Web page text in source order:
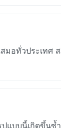
มอทั่วประเทศ
แบบนี้เกิดขึ้นซ้